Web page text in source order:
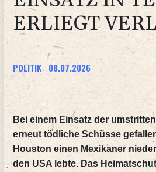
ERLIEGT
POLITIK 08.07.2026
Bei einem Einsatz der
erneut tödliche Schüsse
Houston einen Mexikaner
den USA lebte. Das